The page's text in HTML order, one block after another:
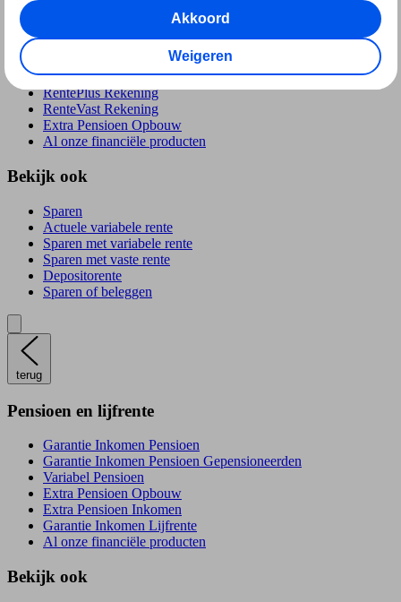
terug
Sparen
RentePlús Rekening
RenteVast Rekening
Extra Pensioen Opbouw
Al onze financiële producten
Bekijk ook
Sparen
Actuele variabele rente
Sparen met variabele rente
Sparen met vaste rente
Depositorente
Sparen of beleggen
terug
Pensioen en lijfrente
Garantie Inkomen Pensioen
Garantie Inkomen Pensioen Gepensioneerden
Variabel Pensioen
Extra Pensioen Opbouw
Extra Pensioen Inkomen
Garantie Inkomen Lijfrente
Al onze financiële producten
Bekijk ook
Akkoord
Weigeren